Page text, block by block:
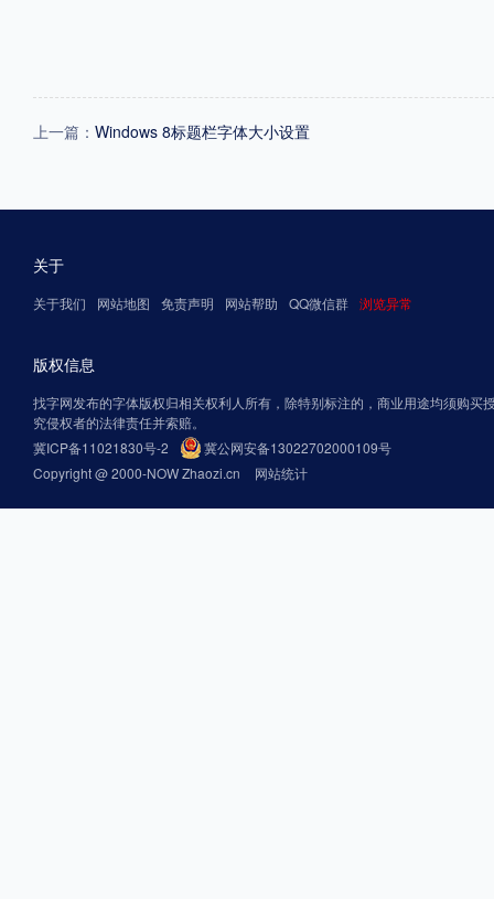
上一篇： Windows 8标题栏字体大小设置
关于
关于我们 网站地图 免责声明 网站帮助 QQ微信群 浏览异常
版权信息
找字网发布的字体版权归相关权利人所有，除特别标注的，商业用途均须购买
究侵权者的法律责任并索赔。
冀ICP备11021830号-2
冀公网安备13022702000109号
Copyright @ 2000-NOW Zhaozi.cn
网站统计